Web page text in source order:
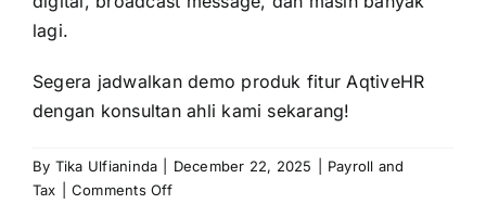
lagi.
Segera jadwalkan demo produk fitur AqtiveHR
dengan konsultan ahli kami sekarang!
By Tika Ulfianinda December 22, 2025
Payroll and
Tax
Comments Offon